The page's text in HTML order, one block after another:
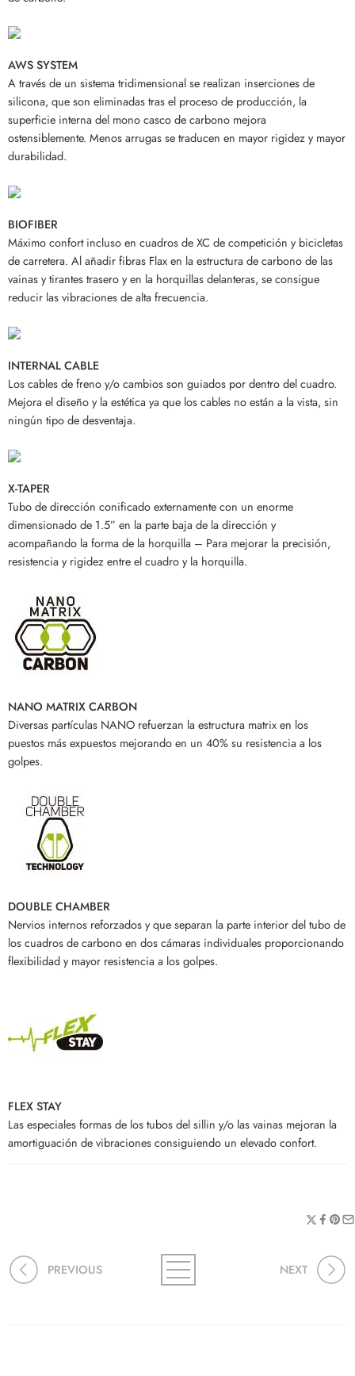
AWS SYSTEM
A través de un sistema tridimensional se realizan inserciones de
silicona, que son eliminadas tras el proceso de producción, la
superficie interna del mono casco de carbono mejora
ostensiblemente. Menos arrugas se traducen en mayor rigidez y mayor
durabilidad.
BIOFIBER
Máximo confort incluso en cuadros de XC de competición y bicicletas
de carretera. Al añadir fibras Flax en la estructura de carbono de las
vainas y tirantes trasero y en la horquillas delanteras, se consigue
reducir las vibraciones de alta frecuencia.
INTERNAL CABLE
Los cables de freno y/o cambios son guiados por dentro del cuadro.
Mejora el diseño y la estética ya que los cables no están a la vista, sin
ningún tipo de desventaja.
X-TAPER
Tubo de dirección conificado externamente con un enorme
dimensionado de 1.5” en la parte baja de la dirección y
acompañando la forma de la horquilla – Para mejorar la precisión,
resistencia y rigidez entre el cuadro y la horquilla.
NANO MATRIX CARBON
Diversas partículas NANO refuerzan la estructura matrix en los
puestos más expuestos mejorando en un 40% su resistencia a los
golpes.
DOUBLE CHAMBER
Nervios internos reforzados y que separan la parte interior del tubo de
los cuadros de carbono en dos cámaras individuales proporcionando
flexibilidad y mayor resistencia a los golpes.
FLEX STAY
Las especiales formas de los tubos del sillin y/o las vainas mejoran la
amortiguación de vibraciones consiguiendo un elevado confort.
PREVIOUS NEXT